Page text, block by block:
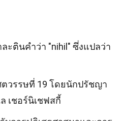
ะตินคำว่า "nihil" ซึ่งแปลว่า
วรรษที่ 19 โดยนักปรัชญา
เชอร์นิเชฟสกี้